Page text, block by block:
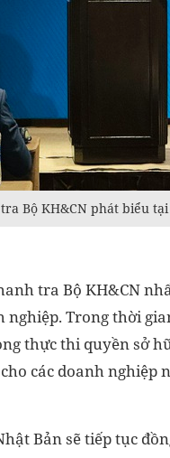
Bộ KH&CN phát biểu
tra Bộ KH&CN
Trong thời
thực thi quyền sở
các doanh nghiệp
Bản sẽ tiếp tục